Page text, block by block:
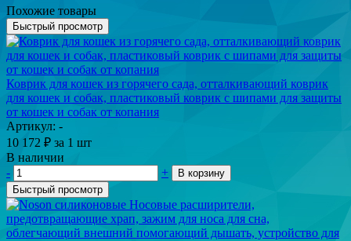
Похожие товары
Быстрый просмотр
Коврик для кошек из горячего сада, отталкивающий коврик
для кошек и собак, пластиковый коврик с шипами для защиты
от кошек и собак от копания
Артикул: -
10 172 ₽ за 1 шт
В наличии
-
+
В корзину
Быстрый просмотр